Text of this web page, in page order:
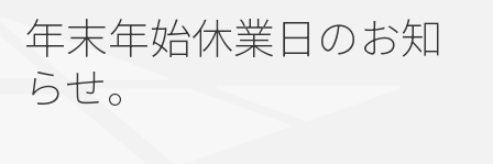
年末年始休業日のお知
らせ。